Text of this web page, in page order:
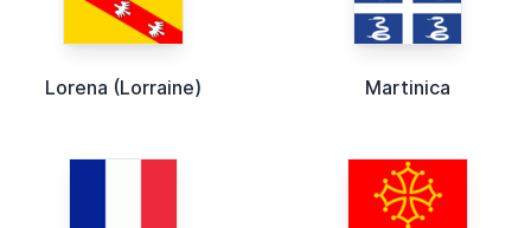
Lorena (Lorraine) Martinica